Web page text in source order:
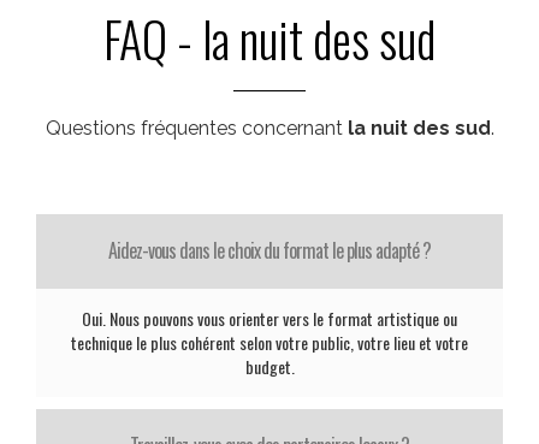
FAQ - la nuit des sud
Questions fréquentes concernant la nuit des sud.
Aidez-vous dans le choix du format le plus adapté ?
Oui. Nous pouvons vous orienter vers le format artistique ou
technique le plus cohérent selon votre public, votre lieu et votre
budget.